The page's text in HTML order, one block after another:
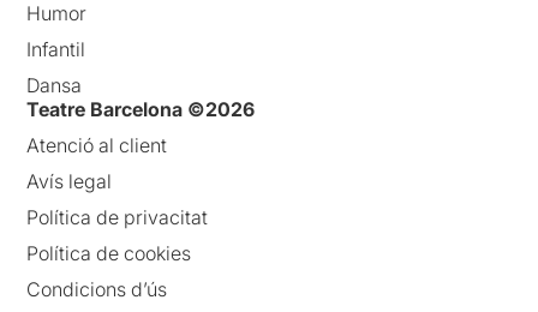
Humor
Infantil
Dansa
Teatre Barcelona ©2026
Atenció al client
Avís legal
Política de privacitat
Política de cookies
Condicions d’ús